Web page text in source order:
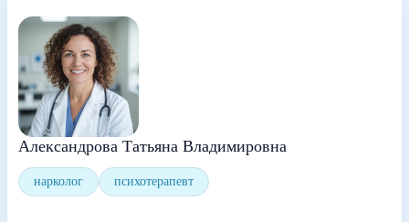
Александрова Татьяна Владимировна
нарколог психотерапевт